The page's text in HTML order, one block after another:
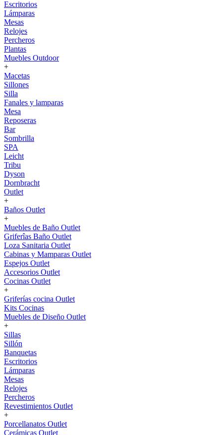
Escritorios
Lámparas
Mesas
Relojes
Percheros
Plantas
Muebles Outdoor
+
Macetas
Sillones
Silla
Fanales y lamparas
Mesa
Reposeras
Bar
Sombrilla
SPA
Leicht
Tribu
Dyson
Dornbracht
Outlet
+
Baños Outlet
+
Muebles de Baño Outlet
Griferîas Baño Outlet
Loza Sanitaria Outlet
Cabinas y Mamparas Outlet
Espejos Outlet
Accesorios Outlet
Cocinas Outlet
+
Griferías cocina Outlet
Kits Cocinas
Muebles de Diseño Outlet
+
Sillas
Sillón
Banquetas
Escritorios
Lámparas
Mesas
Relojes
Percheros
Revestimientos Outlet
+
Porcellanatos Outlet
Cerámicas Outlet